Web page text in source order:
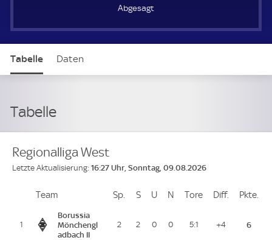
Abgesagt
Tabelle Daten
Tabelle
Regionalliga West
Letzte Aktualisierung: 16:27 Uhr, Sonntag, 09.08.2026
PlatzTeam Sp. Spiele
SSiege
U Unentschieden
N Niederlagen
Tore ToreDiff. Differenz
Pkte.
1
Borussia
Mönchengl
adbach II
2 2 0 0 5:1 +4 6